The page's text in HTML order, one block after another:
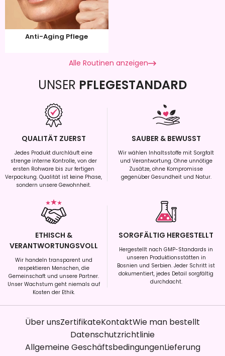
Anti-Aging Pflege
Alle Routinen anzeigen
UNSER PFLEGESTANDARD
QUALITÄT ZUERST
Jedes Produkt durchläuft eine
strenge interne Kontrolle, von der
ersten Rohware bis zur fertigen
Verpackung. Qualität ist keine Phase,
sondern unsere Gewohnheit.
SAUBER & BEWUSST
Wir wählen Inhaltsstoffe mit Sorgfalt
und Verantwortung. Ohne unnötige
Zusätze, ohne Kompromisse
gegenüber Gesundheit und Natur.
ETHISCH &
VERANTWORTUNGSVOLL
Wir handeln transparent und
respektieren Menschen, die
Gemeinschaft und unsere Partner.
Unser Wachstum geht niemals auf
Kosten der Ethik.
SORGFÄLTIG HERGESTELLT
Hergestellt nach GMP-Standards in
unseren Produktionsstätten in
Bosnien und Serbien. Jeder Schritt ist
dokumentiert, jedes Detail sorgfältig
durchdacht.
Über unsZertifikateKontaktWie man bestellt
Datenschutzrichtlinie
Allgemeine GeschäftsbedingungenLieferung